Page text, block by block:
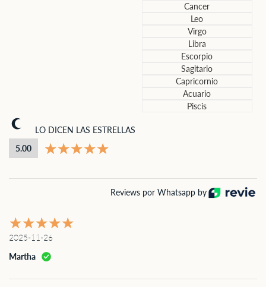
Cancer
Leo
Virgo
Libra
Escorpio
Sagitario
Capricornio
Acuario
Piscis
LO DICEN LAS ESTRELLAS
5.00
Reviews por Whatsapp by
2025-11-26
Martha